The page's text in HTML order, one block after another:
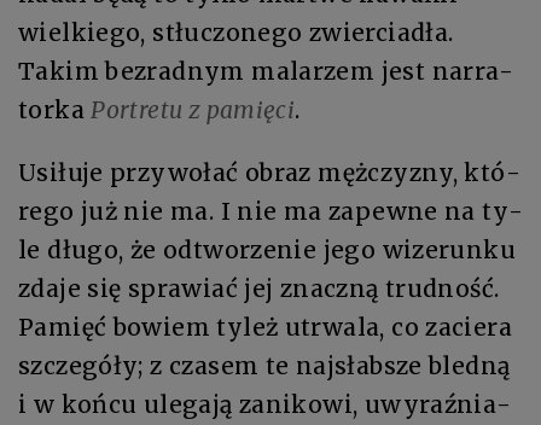
wiel­kie­go, stłu­czo­ne­go zwierciadła.
Ta­kim bez­rad­nym ma­la­rzem jest nar­ra­
tor­kaPor­tre­tu z pamięci.
Usi­łu­je przy­wo­łać ob­raz męż­czy­zny, któ­
re­go już nie ma. I nie ma zapew­ne na ty­
le dłu­go, że od­two­rze­nie je­go wi­ze­run­ku
zda­je się spra­wiać jej znacz­ną trud­ność.
Pa­mięć bo­wiem ty­leż utrwa­la, co za­cie­ra
szcze­gó­ły; z cza­sem te naj­słab­sze bled­ną
i w koń­cu ule­ga­ją za­ni­ko­wi, uwy­raź­nia­